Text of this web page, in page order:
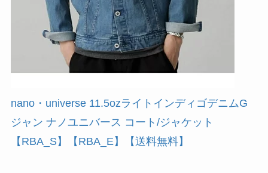
nano・universe 11.5ozライトインディゴデニムG
ジャン ナノユニバース コート/ジャケット
【RBA_S】【RBA_E】【送料無料】